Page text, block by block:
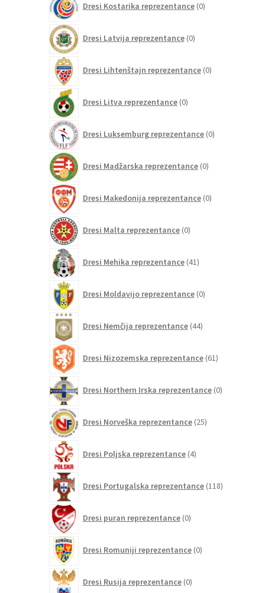
Dresi Kostarika reprezentance 0izdelkov
Dresi Latvija reprezentance 0izdelkov
Dresi Lihtenštajn reprezentance 0izdelkov
Dresi Litva reprezentance 0izdelkov
Dresi Luksemburg reprezentance 0izdelkov
Dresi Madžarska reprezentance 0izdelkov
Dresi Makedonija reprezentance 0izdelkov
Dresi Malta reprezentance 0izdelkov
Dresi Mehika reprezentance 41izdelkov
Dresi Moldavijo reprezentance 0izdelkov
Dresi Nemčija reprezentance 44izdelkov
Dresi Nizozemska reprezentance 61izdelkov
Dresi Northern Irska reprezentance 0izdelkov
Dresi Norveška reprezentance 25izdelkov
Dresi Poljska reprezentance 4izdelki
Dresi Portugalska reprezentance 118izdelkov
Dresi puran reprezentance 0izdelkov
Dresi Romuniji reprezentance 0izdelkov
Dresi Rusija reprezentance 0izdelkov